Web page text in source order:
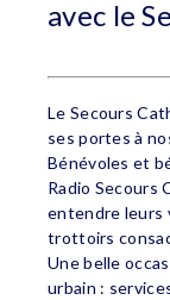
avec le
Le Secours
ses portes à
Bénévoles et
Radio Secours
entendre leurs
trottoirs
Une belle
urbain :